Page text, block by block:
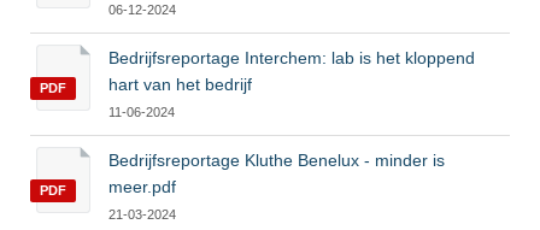
06-12-2024
PDF
Bedrijfsreportage Interchem: lab is het kloppend
hart van het bedrijf
11-06-2024
PDF
Bedrijfsreportage Kluthe Benelux - minder is
meer.pdf
21-03-2024